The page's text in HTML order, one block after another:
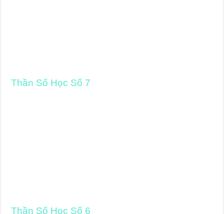
Thần Số Học Số 7
Thần Số Học Số 6